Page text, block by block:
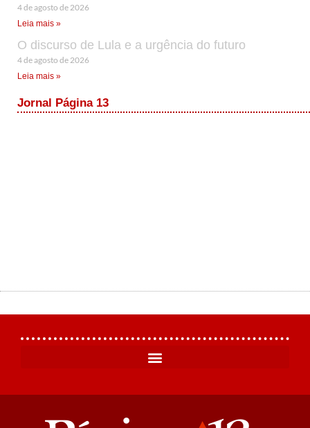
4 de agosto de 2026
Leia mais »
O discurso de Lula e a urgência do futuro
4 de agosto de 2026
Leia mais »
Jornal Página 13